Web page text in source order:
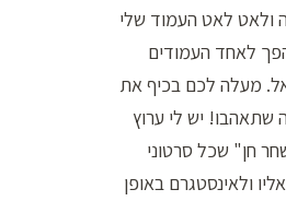
ולאט לאט העמוד שלי
לאחד העמודים
מעלה לכם בכיף את
שתאהבו! יש לי ערוץ
חן" שכל סרטוני
ולאינסטגרם באופן